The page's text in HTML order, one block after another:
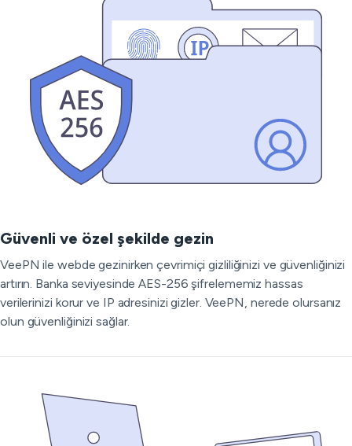
Güvenli ve özel şekilde gezin
VeePN ile webde gezinirken çevrimiçi gizliliğinizi ve güvenliğinizi
artırın. Banka seviyesinde AES-256 şifrelememiz hassas
verilerinizi korur ve IP adresinizi gizler. VeePN, nerede olursanız
olun güvenliğinizi sağlar.